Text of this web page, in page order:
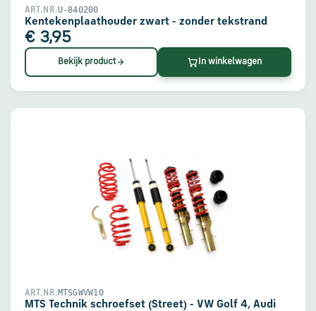
ART.NR.U-840200
Kentekenplaathouder zwart - zonder tekstrand
€ 3,95
Bekijk product In winkelwagen
ART.NR.MTSGWVW10
MTS Technik schroefset (Street) - VW Golf 4, Audi